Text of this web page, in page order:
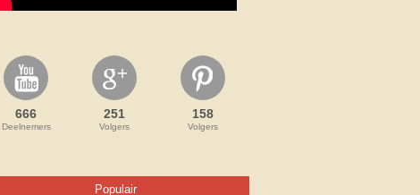
666
Deelnemers
251
Volgers
158
Volgers
Populair